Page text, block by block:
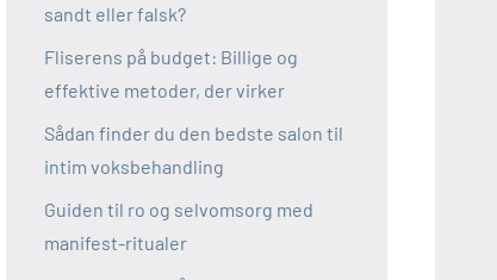
sandt eller falsk?
Fliserens på budget: Billige og
effektive metoder, der virker
Sådan finder du den bedste salon til
intim voksbehandling
Guiden til ro og selvomsorg med
manifest-ritualer